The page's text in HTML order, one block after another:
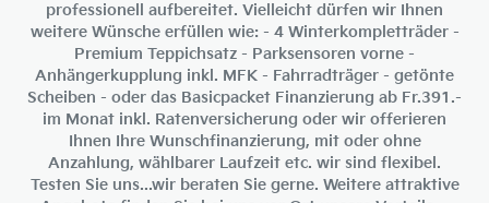
professionell aufbereitet. Vielleicht dürfen wir Ihnen
weitere Wünsche erfüllen wie: - 4 Winterkompletträder -
Premium Teppichsatz - Parksensoren vorne -
Anhängerkupplung inkl. MFK - Fahrradträger - getönte
Scheiben - oder das Basicpacket Finanzierung ab Fr.391.-
im Monat inkl. Ratenversicherung oder wir offerieren
Ihnen Ihre Wunschfinanzierung, mit oder ohne
Anzahlung, wählbarer Laufzeit etc. wir sind flexibel.
Testen Sie uns...wir beraten Sie gerne. Weitere attraktive